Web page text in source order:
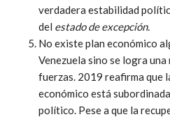
verdadera estabilidad
del estado de excepción.
No existe plan económico
Venezuela sino se logra
fuerzas. 2019 reafirma que
económico está
político. Pese a que la